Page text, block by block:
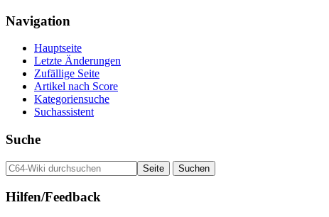
Navigation
Hauptseite
Letzte Änderungen
Zufällige Seite
Artikel nach Score
Kategoriensuche
Suchassistent
Suche
Hilfen/Feedback